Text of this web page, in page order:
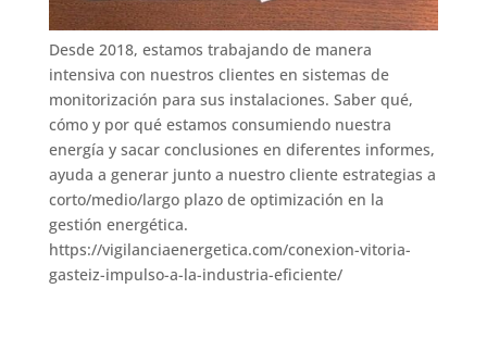
Desde 2018, estamos trabajando de manera
intensiva con nuestros clientes en sistemas de
monitorización para sus instalaciones. Saber qué,
cómo y por qué estamos consumiendo nuestra
energía y sacar conclusiones en diferentes informes,
ayuda a generar junto a nuestro cliente estrategias a
corto/medio/largo plazo de optimización en la
gestión energética.
https://vigilanciaenergetica.com/conexion-vitoria-
gasteiz-impulso-a-la-industria-eficiente/